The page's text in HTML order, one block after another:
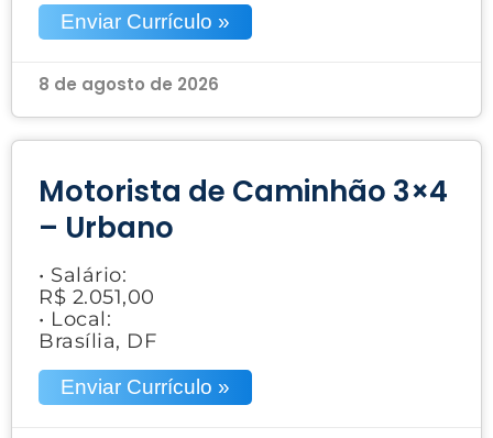
Enviar Currículo »
8 de agosto de 2026
Motorista de Caminhão 3×4
– Urbano
• Salário:
R$ 2.051,00
• Local:
Brasília, DF
Enviar Currículo »